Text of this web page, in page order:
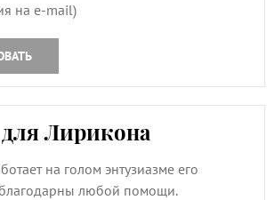
на e-mail)
Лирикона
на голом энтузиазме его
любой помощи.